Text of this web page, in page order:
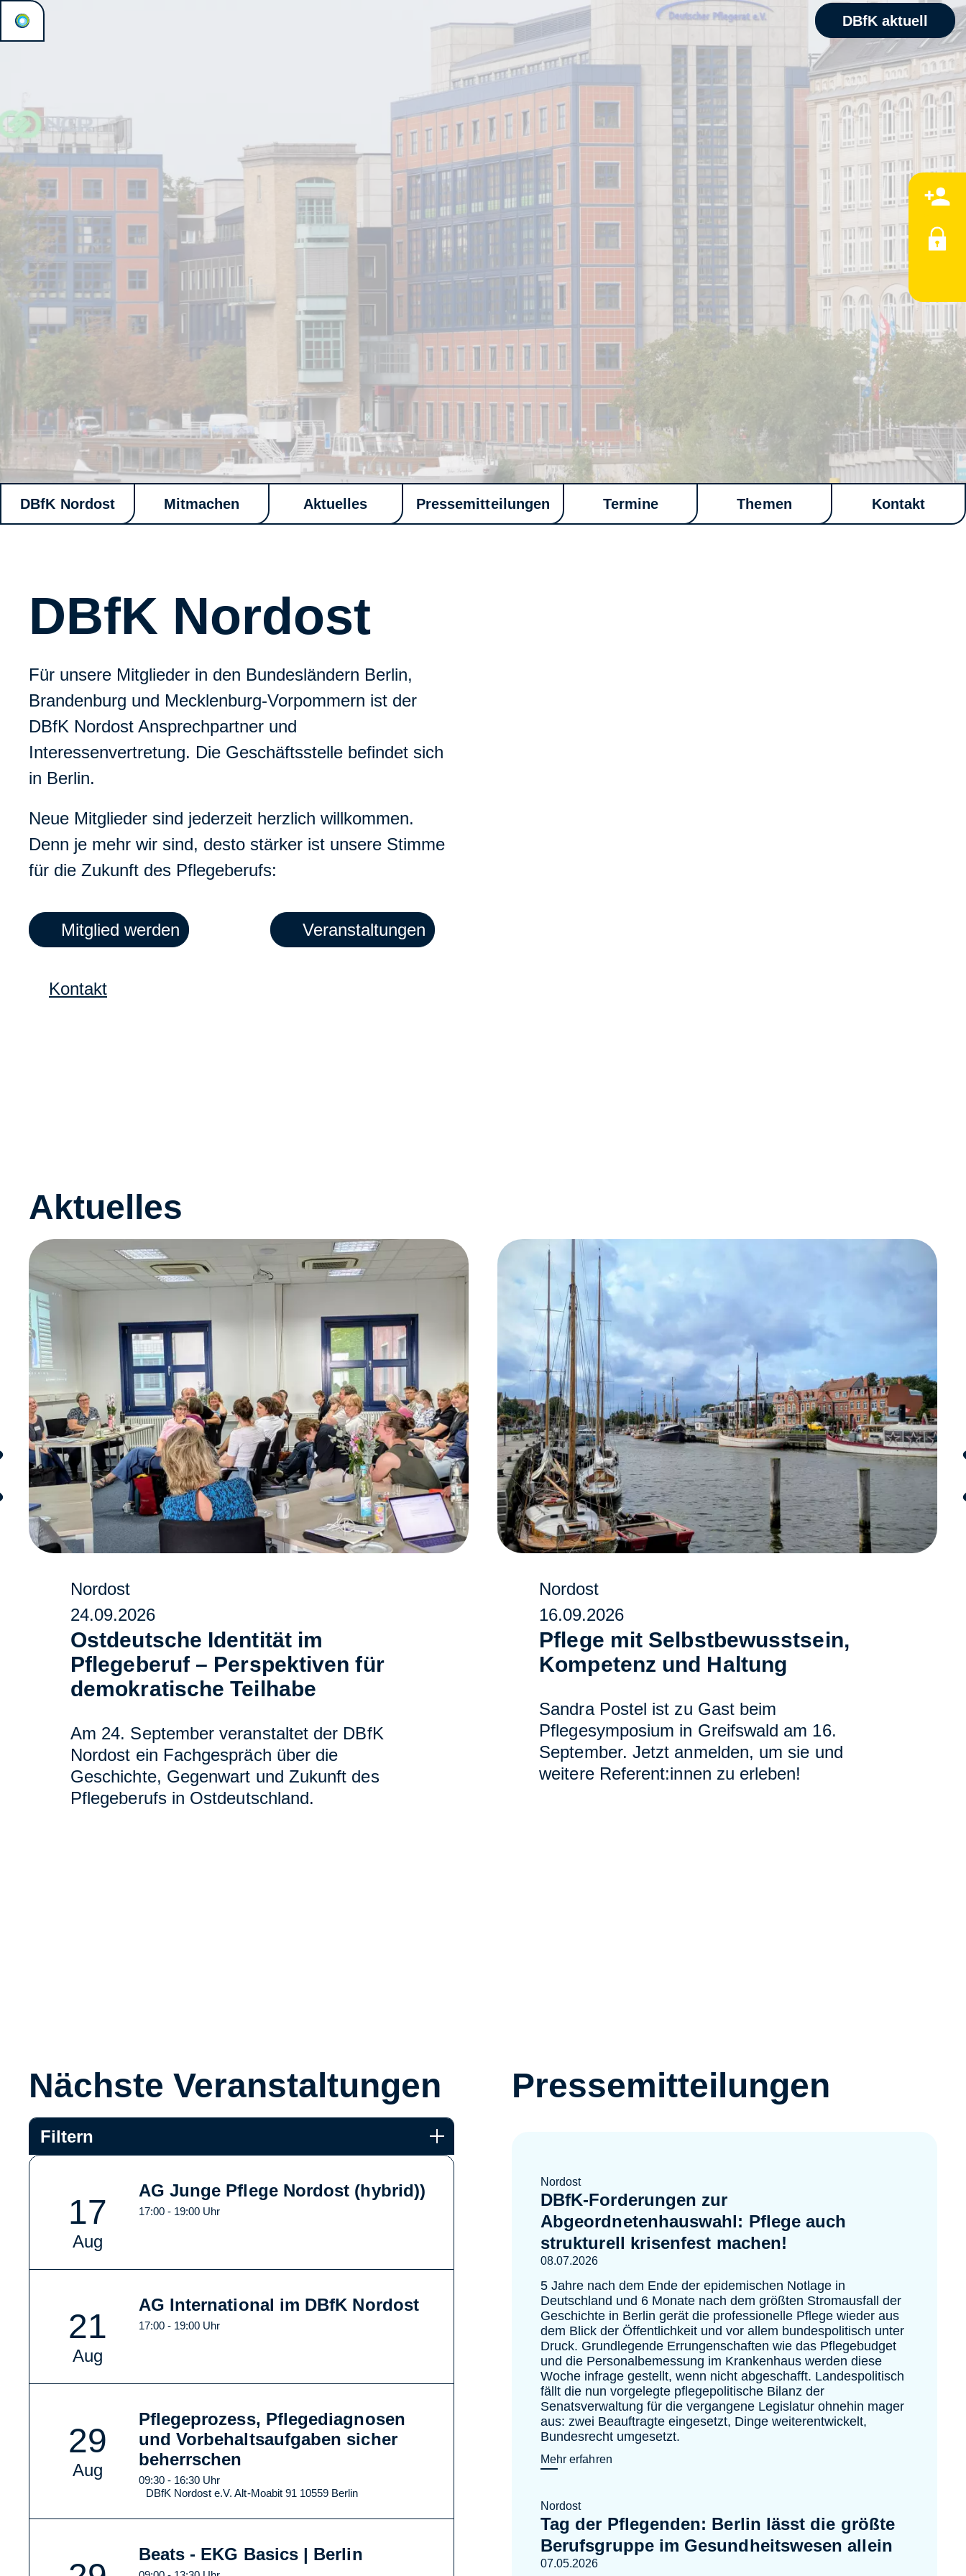
DBfK aktuell
DBfK Nordost Mitmachen Aktuelles Pressemitteilungen Termine Themen Kontakt
DBfK Nordost
Für unsere Mitglieder in den Bundesländern Berlin,
Brandenburg und Mecklenburg-Vorpommern ist der
DBfK Nordost Ansprechpartner und
Interessenvertretung. Die Geschäftsstelle befindet sich
in Berlin.
Neue Mitglieder sind jederzeit herzlich willkommen.
Denn je mehr wir sind, desto stärker ist unsere Stimme
für die Zukunft des Pflegeberufs:
Mitglied werden Veranstaltungen
Kontakt
Aktuelles
Nordost
24.09.2026
Ostdeutsche Identität im
Pflegeberuf – Perspektiven für
demokratische Teilhabe
Am 24. September veranstaltet der DBfK
Nordost ein Fachgespräch über die
Geschichte, Gegenwart und Zukunft des
Pflegeberufs in Ostdeutschland.
Nordost
16.09.2026
Pflege mit Selbstbewusstsein,
Kompetenz und Haltung
Sandra Postel ist zu Gast beim
Pflegesymposium in Greifswald am 16.
September. Jetzt anmelden, um sie und
weitere Referent:innen zu erleben!
Nächste Veranstaltungen
Filtern
17
Aug
AG Junge Pflege Nordost (hybrid))
17:00 - 19:00 Uhr
21
Aug
AG International im DBfK Nordost
17:00 - 19:00 Uhr
29
Aug
Pflegeprozess, Pflegediagnosen
und Vorbehaltsaufgaben sicher
beherrschen
09:30 - 16:30 Uhr
DBfK Nordost e.V. Alt-Moabit 91 10559 Berlin
Beats - EKG Basics | Berlin
Pressemitteilungen
Nordost
DBfK-Forderungen zur
Abgeordnetenhauswahl: Pflege auch
strukturell krisenfest machen!
08.07.2026
5 Jahre nach dem Ende der epidemischen Notlage in
Deutschland und 6 Monate nach dem größten Stromausfall der
Geschichte in Berlin gerät die professionelle Pflege wieder aus
dem Blick der Öffentlichkeit und vor allem bundespolitisch unter
Druck. Grundlegende Errungenschaften wie das Pflegebudget
und die Personalbemessung im Krankenhaus werden diese
Woche infrage gestellt, wenn nicht abgeschafft. Landespolitisch
fällt die nun vorgelegte pflegepolitische Bilanz der
Senatsverwaltung für die vergangene Legislatur ohnehin mager
aus: zwei Beauftragte eingesetzt, Dinge weiterentwickelt,
Bundesrecht umgesetzt.
Mehr erfahren
Nordost
Tag der Pflegenden: Berlin lässt die größte
Berufsgruppe im Gesundheitswesen allein
07.05.2026